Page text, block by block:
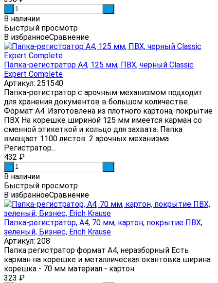
В наличии
Быстрый просмотр
В избранноеСравнение
Папка-регистратор А4, 125 мм, ПВХ, черный Classic
Expert Complete
Артикул: 251540
Папка-регистратор с арочным механизмом подходит
для хранения документов в большом количестве.
Формат А4. Изготовлена из плотного картона, покрытие
ПВХ На корешке шириной 125 мм имеется карман со
сменной этикеткой и кольцо для захвата. Папка
вмещает 1100 листов. 2 арочных механизма
Регистратор...
432 ₽
В наличии
Быстрый просмотр
В избранноеСравнение
Папка-регистратор, А4, 70 мм, картон, покрытие ПВХ,
зеленый, Бизнес, Erich Krause
Артикул: 208
Папка регистратор формат А4, неразборный Есть
карман на корешке и металлическая окантовка ширина
корешка - 70 мм материал - картон
323 ₽